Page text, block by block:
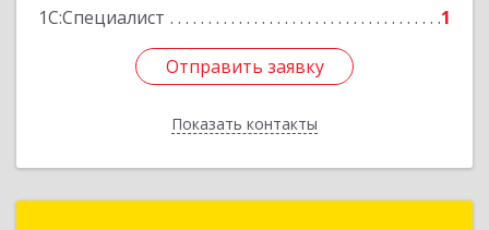
1С:Специалист 1
Отправить заявку
Показать контакты
Отправить заявку
Назад